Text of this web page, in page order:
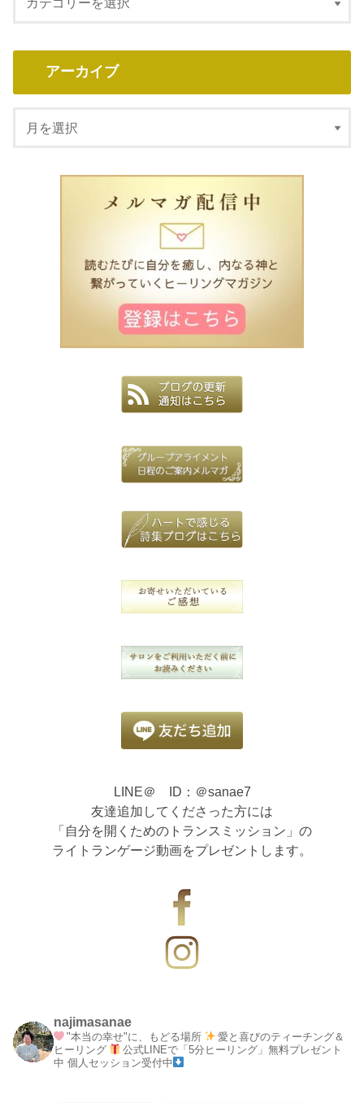
アーカイブ
LINE＠ ID：＠sanae7
友達追加してくださった方には
「自分を開くためのトランスミッション」の
ライトランゲージ動画をプレゼントします。
najimasanae
"本当の幸せ"に、もどる場所
愛と喜びのティーチング＆
ヒーリング
公式LINEで「5分ヒーリング」無料プレゼント
中 個人セッション受付中